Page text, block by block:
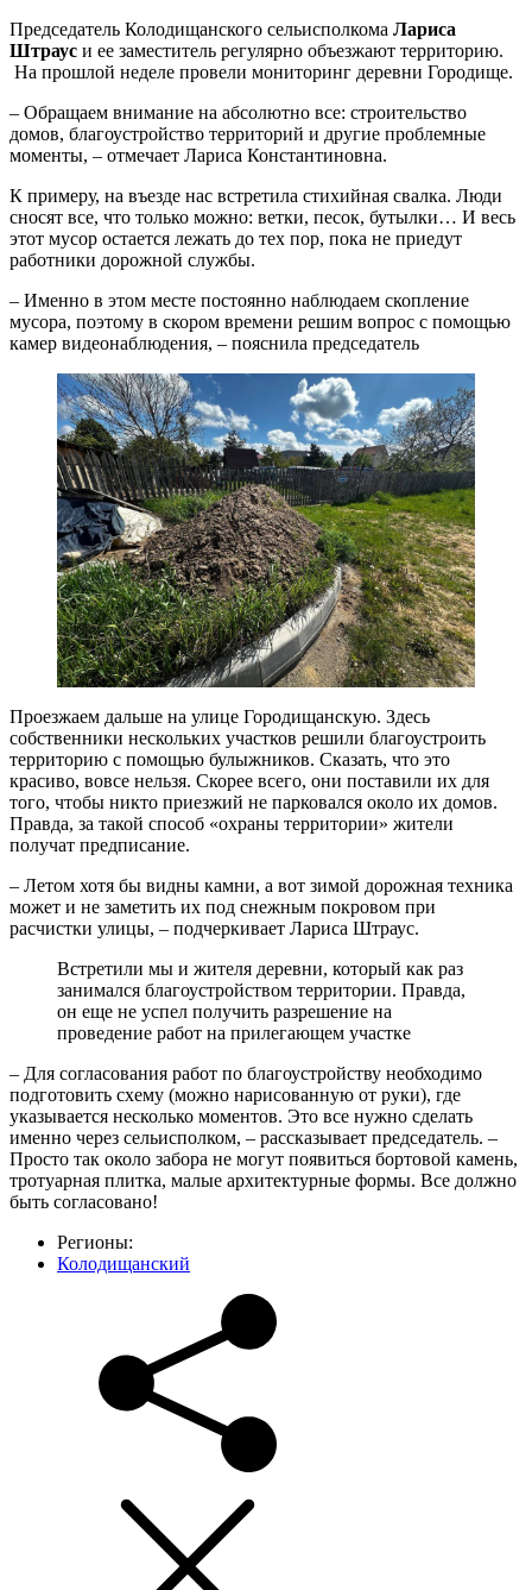
Председатель Колодищанского сельисполкома Лариса
Штраус и ее заместитель регулярно объезжают территорию.
На прошлой неделе провели мониторинг деревни Городище.
– Обращаем внимание на абсолютно все: строительство
домов, благоустройство территорий и другие проблемные
моменты, – отмечает Лариса Константиновна.
К примеру, на въезде нас встретила стихийная свалка. Люди
сносят все, что только можно: ветки, песок, бутылки… И весь
этот мусор остается лежать до тех пор, пока не приедут
работники дорожной службы.
– Именно в этом месте постоянно наблюдаем скопление
мусора, поэтому в скором времени решим вопрос с помощью
камер видеонаблюдения, – пояснила председатель
Проезжаем дальше на улице Городищанскую. Здесь
собственники нескольких участков решили благоустроить
территорию с помощью булыжников. Сказать, что это
красиво, вовсе нельзя. Скорее всего, они поставили их для
того, чтобы никто приезжий не парковался около их домов.
Правда, за такой способ «охраны территории» жители
получат предписание.
– Летом хотя бы видны камни, а вот зимой дорожная техника
может и не заметить их под снежным покровом при
расчистки улицы, – подчеркивает Лариса Штраус.
Встретили мы и жителя деревни, который как раз
занимался благоустройством территории. Правда,
он еще не успел получить разрешение на
проведение работ на прилегающем участке
– Для согласования работ по благоустройству необходимо
подготовить схему (можно нарисованную от руки), где
указывается несколько моментов. Это все нужно сделать
именно через сельисполком, – рассказывает председатель. –
Просто так около забора не могут появиться бортовой камень,
тротуарная плитка, малые архитектурные формы. Все должно
быть согласовано!
Регионы:
Колодищанский